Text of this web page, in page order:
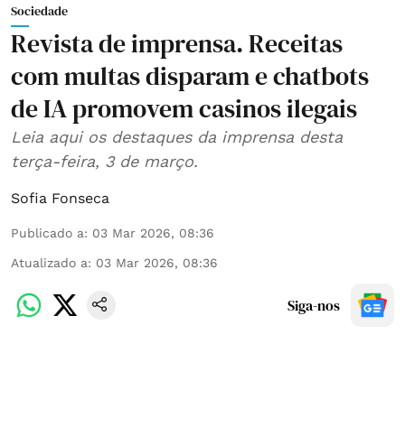
Sociedade
Revista de imprensa. Receitas
com multas disparam e chatbots
de IA promovem casinos ilegais
Leia aqui os destaques da imprensa desta
terça-feira, 3 de março.
Sofia Fonseca
Publicado a: 03 Mar 2026, 08:36
Atualizado a: 03 Mar 2026, 08:36
Siga-nos